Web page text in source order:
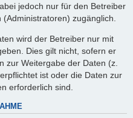
jedoch nur für den Betreiber
zugänglich.
wird der Betreiber nur mit
Dies gilt nicht, sofern er
zur Weitergabe der Daten (z.
ist oder die Daten zur
erforderlich sind.